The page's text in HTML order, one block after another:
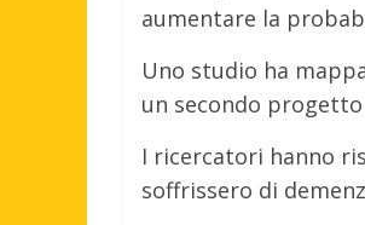
aumentare la
Uno studio ha
un secondo
I ricercatori hanno
soffrissero di